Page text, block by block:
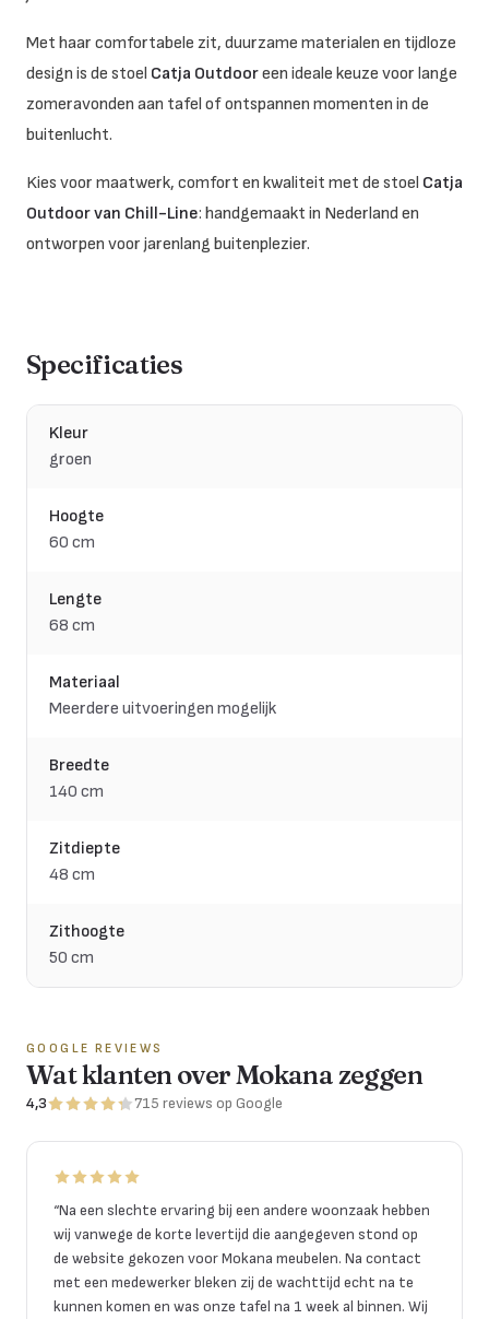
Met haar comfortabele zit, duurzame materialen en tijdloze
design is de stoel Catja Outdooreen ideale keuze voor lange
zomeravonden aan tafel of ontspannen momenten in de
buitenlucht.
Kies voor maatwerk, comfort en kwaliteit met de stoel Catja
Outdoor van Chill-Line: handgemaakt in Nederland en
ontworpen voor jarenlang buitenplezier.
Specificaties
Kleur
groen
Hoogte
60 cm
Lengte
68 cm
Materiaal
Meerdere uitvoeringen mogelijk
Breedte
140 cm
Zitdiepte
48 cm
Zithoogte
50 cm
GOOGLE REVIEWS
Wat klanten over Mokana zeggen
4,3 715 reviews op Google
“Na een slechte ervaring bij een andere woonzaak hebben
wij vanwege de korte levertijd die aangegeven stond op
de website gekozen voor Mokana meubelen. Na contact
met een medewerker bleken zij de wachttijd echt na te
kunnen komen en was onze tafel na 1 week al binnen. Wij